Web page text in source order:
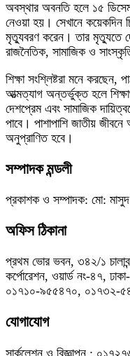
অবস্থার অবনতি হলে ১৫
নেওয়া হয়। সেখানে কয়েকদিন
মৃত্যুবরণ করেন। তার মৃত্যুতে
রাজনৈতিক, সামাজিক ও
শিক্ষা সংশ্লিষ্টরা মনে করছেন,
আত্মত্যাগ অন্তর্ভুক্ত হলে
দেশপ্রেম এবং সামাজিক
পাবে। পাশাপাশি জাতীয়
অনুপ্রাণিত হবে।
সম্পাদক মন্ডলী
প্রকাশক ও সম্পাদক: মো: মাসুদ
অফিস ঠিকানা
প্রথম ভোর ভবন, ৩৪২/১
কর্পোরেশন, ওয়ার্ড নং-৪৭,
০১৭১০-৯৫৫৪৭০, ০১৭৩২-
যোগাযোগ
সার্কুলেশন ও বিজ্ঞাপন :